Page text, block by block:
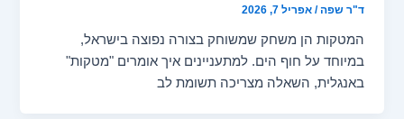
ד"ר שפה/אפריל 7, 2026
המטקות הן משחק שמשוחק בצורה נפוצה בישראל,
במיוחד על חוף הים. למתעניינים איך אומרים "מטקות"
באנגלית, השאלה מצריכה תשומת לב